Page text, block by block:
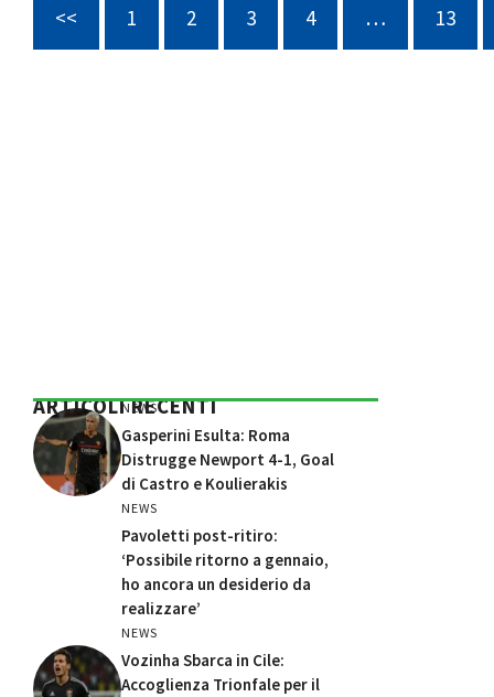
<< 1 2 3 4 … 13
ARTICOLI RECENTI
NEWS
Gasperini Esulta: Roma
Distrugge Newport 4-1, Goal
di Castro e Koulierakis
NEWS
Pavoletti post-ritiro:
‘Possibile ritorno a gennaio,
ho ancora un desiderio da
realizzare’
NEWS
Vozinha Sbarca in Cile:
Accoglienza Trionfale per il